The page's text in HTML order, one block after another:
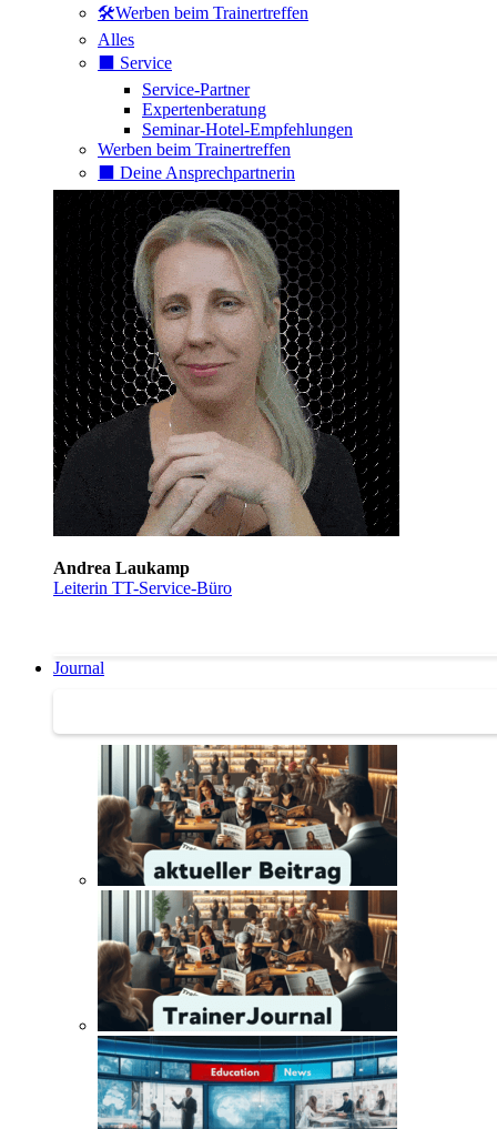
🛠️Werben beim Trainertreffen
Alles
⬛️ Service
Service-Partner
Expertenberatung
Seminar-Hotel-Empfehlungen
Werben beim Trainertreffen
⬛️ Deine Ansprechpartnerin
Andrea Laukamp
Leiterin TT-Service-Büro
Journal